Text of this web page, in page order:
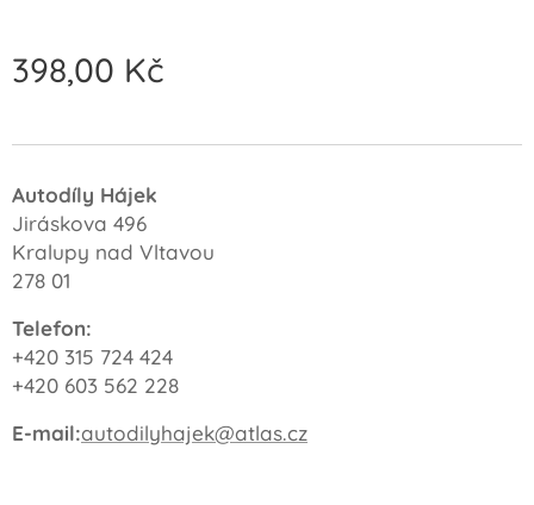
398,00 Kč
Autodíly Hájek
Jiráskova 496
Kralupy nad Vltavou
278 01
Telefon:
+420 315 724 424
+420 603 562 228
E-mail:autodilyhajek@atlas.cz